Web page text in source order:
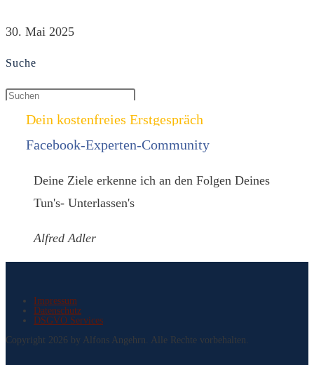
30. Mai 2025
Suche
Dein kostenfreies Erstgespräch
Facebook-Experten-Community
Deine Ziele erkenne ich an den Folgen Deines
Tun's- Unterlassen's
Alfred Adler
Impressum
Datenschutz
DSGVO Services
Copyright 2026 by Alfons Angehrn. Alle Rechte vorbehalten.